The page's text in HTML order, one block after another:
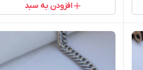
افزودن به سبد